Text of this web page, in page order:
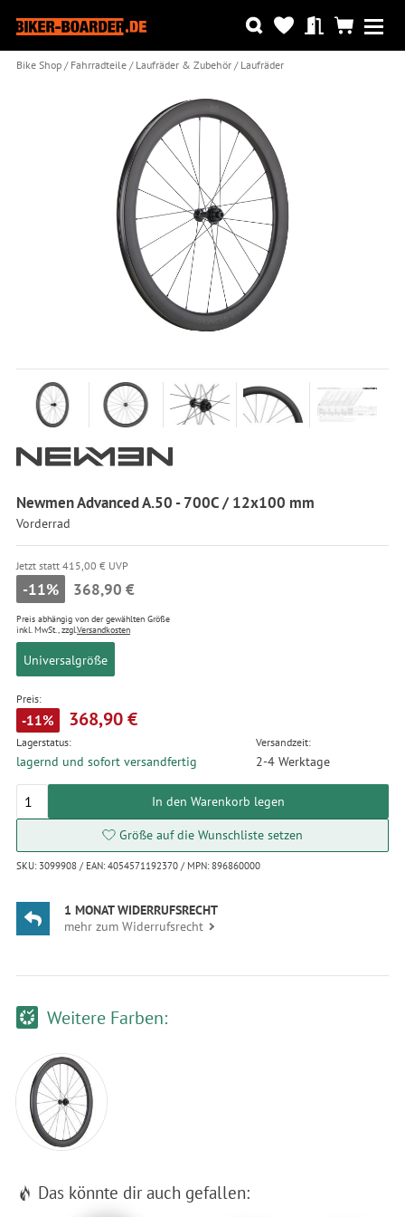
Bike Shop Fahrradteile Laufräder & Zubehör Laufräder
Newmen Advanced A.50 - 700C / 12x100 mm
Vorderrad
Jetzt statt 415,00 € UVP
-11% 368,90 €
Preis abhängig von der gewählten Größe
inkl. MwSt., zzgl.Versandkosten
Universalgröße
Preis:
-11% 368,90 €
Lagerstatus:
lagernd und sofort versandfertig
Versandzeit:
2-4 Werktage
In den Warenkorb legen
Größe auf die Wunschliste setzen
SKU: 3099908 / EAN: 4054571192370 / MPN: 896860000
1 MONAT WIDERRUFSRECHT
mehr zum Widerrufsrecht
Weitere Farben:
Das könnte dir auch gefallen: